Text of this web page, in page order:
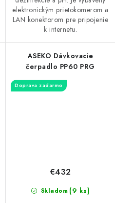
elektronickým prietokomerom a
LAN konektorom pre pripojenie
k internetu.
ASEKO Dávkovacie
čerpadlo PP60 PRG
Doprava zadarmo
Skladom (9 ks)
€432